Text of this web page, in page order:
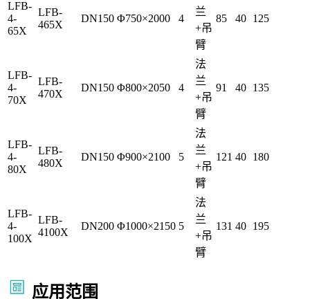
LFB-
4-
65X
LFB-
465X
DN150 Φ750×2000 4
兰
+吊
臂
85 40 125
LFB-
4-
70X
LFB-
470X
DN150 Φ800×2050 4
法
兰
+吊
臂
91 40 135
LFB-
4-
80X
LFB-
480X
DN150 Φ900×2100 5
法
兰
+吊
臂
121 40 180
LFB-
4-
100X
LFB-
4100X
DN200 Φ1000×2150 5
法
兰
+吊
臂
131 40 195
应用范围